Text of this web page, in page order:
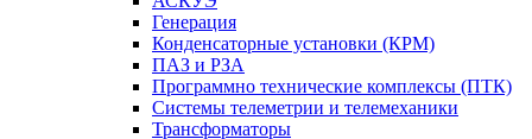
Генерация
Конденсаторные установки (КРМ)
ПАЗ и РЗА
Программно технические комплексы (ПТК)
Системы телеметрии и телемеханики
Трансформаторы